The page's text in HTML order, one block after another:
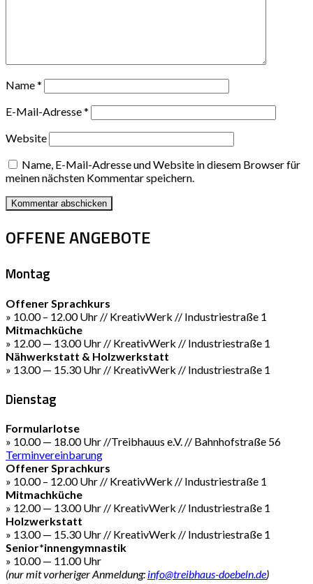
Name*
E-Mail-Adresse*
Website
Name, E-Mail-Adresse und Website in diesem Browser für
meinen nächsten Kommentar speichern.
OFFENE ANGEBOTE
Montag
Offener Sprachkurs
» 10.00 – 12.00 Uhr // KreativWerk // Industriestraße 1
Mitmachküche
» 12.00 — 13.00 Uhr // KreativWerk // Industriestraße 1
Nähwerkstatt & Holzwerkstatt
» 13.00 — 15.30 Uhr // KreativWerk // Industriestraße 1
Dienstag
Formularlotse
» 10.00 — 18.00 Uhr //Treibhauus e.V. // Bahnhofstraße 56
Terminvereinbarung
Offener Sprachkurs
» 10.00 – 12.00 Uhr // KreativWerk // Industriestraße 1
Mitmachküche
» 12.00 — 13.00 Uhr // KreativWerk // Industriestraße 1
Holzwerkstatt
» 13.00 — 15.30 Uhr // KreativWerk // Industriestraße 1
Senior*innengymnastik
» 10.00 — 11.00 Uhr
(nur mit vorheriger Anmeldung: info@treibhaus-doebeln.de)